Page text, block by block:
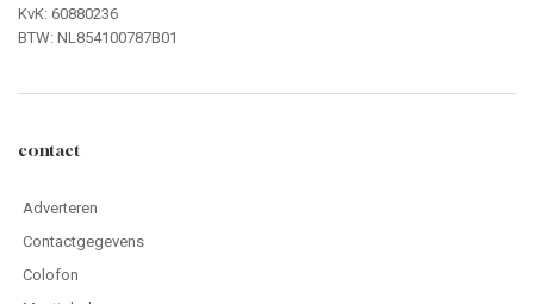
KvK: 60880236
BTW: NL854100787B01
contact
Adverteren
Contactgegevens
Colofon